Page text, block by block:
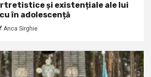
și existențiale ale lui
în adolescență
Anca Sirghie